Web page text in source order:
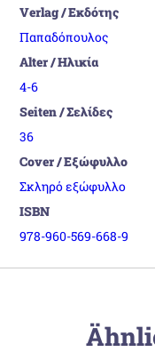
Verlag / Εκδότης
Παπαδόπουλος
Alter / Ηλικία
4-6
Seiten / Σελίδες
36
Cover / Εξώφυλλο
Σκληρό εξώφυλλο
ISBN
978-960-569-668-9